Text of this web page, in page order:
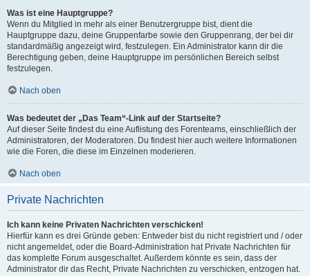
Was ist eine Hauptgruppe?
Wenn du Mitglied in mehr als einer Benutzergruppe bist, dient die
Hauptgruppe dazu, deine Gruppenfarbe sowie den Gruppenrang, der bei dir
standardmäßig angezeigt wird, festzulegen. Ein Administrator kann dir die
Berechtigung geben, deine Hauptgruppe im persönlichen Bereich selbst
festzulegen.
Nach oben
Was bedeutet der „Das Team“-Link auf der Startseite?
Auf dieser Seite findest du eine Auflistung des Forenteams, einschließlich der
Administratoren, der Moderatoren. Du findest hier auch weitere Informationen
wie die Foren, die diese im Einzelnen moderieren.
Nach oben
Private Nachrichten
Ich kann keine Privaten Nachrichten verschicken!
Hierfür kann es drei Gründe geben: Entweder bist du nicht registriert und / oder
nicht angemeldet, oder die Board-Administration hat Private Nachrichten für
das komplette Forum ausgeschaltet. Außerdem könnte es sein, dass der
Administrator dir das Recht, Private Nachrichten zu verschicken, entzogen hat.